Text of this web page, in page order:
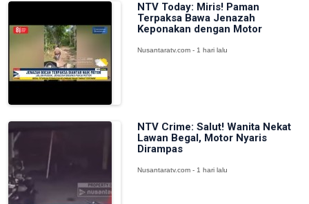
NTV Today: Miris! Paman
Terpaksa Bawa Jenazah
Keponakan dengan Motor
Nusantaratv.com - 1 hari lalu
NTV Crime: Salut! Wanita Nekat
Lawan Begal, Motor Nyaris
Dirampas
Nusantaratv.com - 1 hari lalu